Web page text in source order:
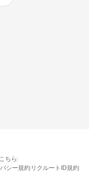
ちら
シー規約 リクルートID規約